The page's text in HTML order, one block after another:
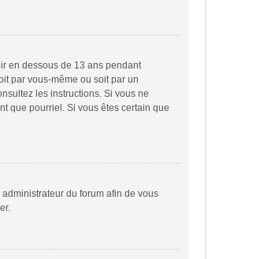
en dessous de 13 ans pendant
par vous-même ou soit par un
les instructions. Si vous ne
que pourriel. Si vous êtes certain que
du forum afin de vous